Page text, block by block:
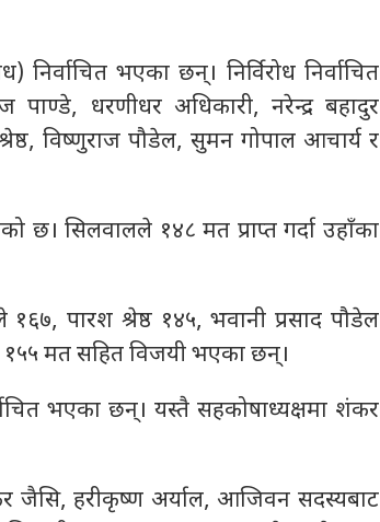
भएका छन्। निर्विरोध निर्वाचित
पाण्डे, धरणीधर अधिकारी, नरेन्द्र बहादुर
विष्णुराज पौडेल, सुमन गोपाल आचार्य र
छ। सिलवालले १४८ मत प्राप्त गर्दा उहाँका
पारश श्रेष्ठ १४५, भवानी प्रसाद पौडेल
१५५ मत सहित विजयी भएका छन्।
भएका छन्। यस्तै सहकोषाध्यक्षमा शंकर
जैसि, हरीकृष्ण अर्याल, आजिवन सदस्यबाट